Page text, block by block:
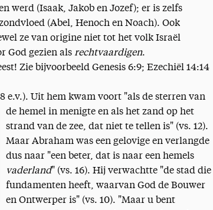
werd (Isaak, Jakob en Jozef); er is zelfs
(Abel, Henoch en Noach). Ook
ze van origine niet tot het volk Israël
God gezien als rechtvaardigen.
Zie bijvoorbeeld Genesis 6:9; Ezechiël 14:14
e.v.). Uit hem kwam voort "als de sterren van
de hemel in menigte en als het zand op het
strand van de zee, dat niet te tellen is" (vs. 12).
Maar Abraham was een gelovige en verlangde
dus naar "een beter, dat is naar een hemels
vaderland" (vs. 16). Hij verwachtte "de stad die
fundamenten heeft, waarvan God de Bouwer
en Ontwerper is" (vs. 10). "Maar u bent